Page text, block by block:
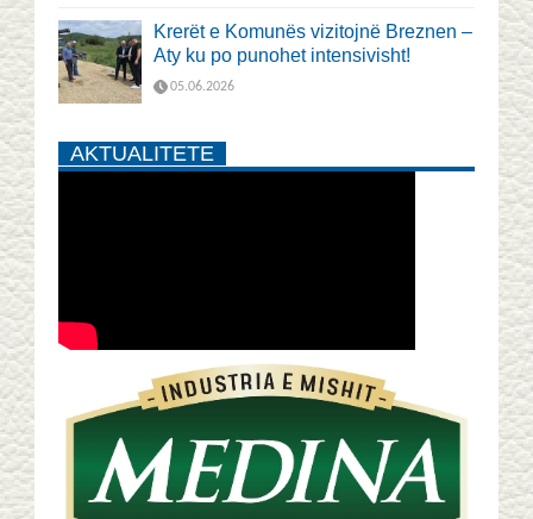
Krerët e Komunës vizitojnë Breznen –
Aty ku po punohet intensivisht!
05.06.2026
AKTUALITETE